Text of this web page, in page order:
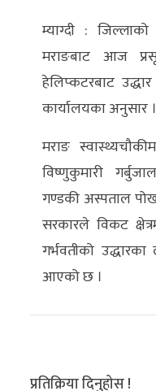
अर्थ/
वाणिज्य
मनाेरञ्जन
विज्ञान
प्रविधि
अन्तरर्वार्ता
विचार/
अन्य
म्याग्दी :
मराङबाट आज
हेलिप्कटरबाट
कार्यालयका अनुसार ।
मराङ
विष्णुकुमारी
गण्डकी अस्पताल
सरकारले विकट
गर्भवतीको
आएको छ ।
प्रतिक्रिया दिनुहोस !